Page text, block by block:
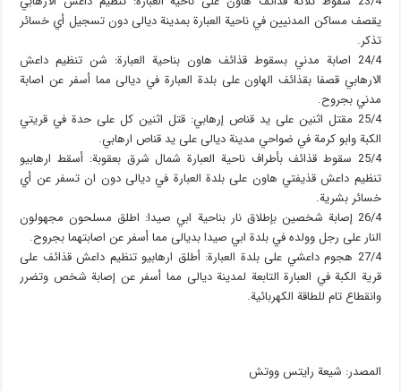
يقصف مساكن المدنيين في ناحية العبارة بمدينة ديالى دون تسجيل أي خسائر
تذكر.
24/4 اصابة مدني بسقوط قذائف هاون بناحية العبارة: شن تنظيم داعش
الارهابي قصفا بقذائف الهاون على بلدة العبارة في ديالى مما أسفر عن اصابة
مدني بجروح.
25/4 مقتل اثنين على يد قناص إرهابي: قتل اثنين كل على حدة في قريتي
الكبة وابو كرمة في ضواحي مدينة ديالى على يد قناص ارهابي.
25/4 سقوط قذائف بأطراف ناحية العبارة شمال شرق بعقوبة: أسقط ارهابيو
تنظيم داعش قذيفتي هاون على بلدة العبارة في ديالى دون ان تسفر عن أي
خسائر بشرية.
26/4 إصابة شخصين بإطلاق نار بناحية ابي صيدا: اطلق مسلحون مجهولون
النار على رجل وولده في بلدة ابي صيدا بديالى مما أسفر عن اصابتهما بجروح.
27/4 هجوم داعشي على بلدة العبارة: أطلق ارهابيو تنظيم داعش قذائف على
قرية الكبة في العبارة التابعة لمدينة ديالى مما أسفر عن إصابة شخص وتضرر
وانقطاع تام للطاقة الكهربائية.
المصدر: شيعة رايتس ووتش